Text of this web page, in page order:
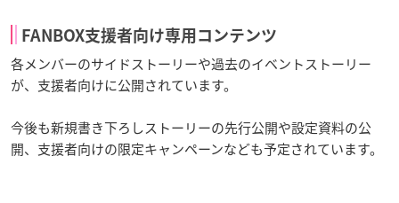
FANBOX支援者向け専用コンテンツ
各メンバーのサイドストーリーや過去のイベントストーリー
が、支援者向けに公開されています。
今後も新規書き下ろしストーリーの先行公開や設定資料の公
開、支援者向けの限定キャンペーンなども予定されています。